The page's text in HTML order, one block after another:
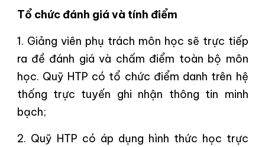
Tổ chức đánh giá và tính điểm
1. Giảng viên phụ trách môn học sẽ trực tiếp
ra đề đánh giá và chấm điểm toàn bộ môn
học. Quỹ HTP có tổ chức điểm danh trên hệ
thống trực tuyến ghi nhận thông tin minh
bạch;
2. Quỹ HTP có áp dụng hình thức học trực